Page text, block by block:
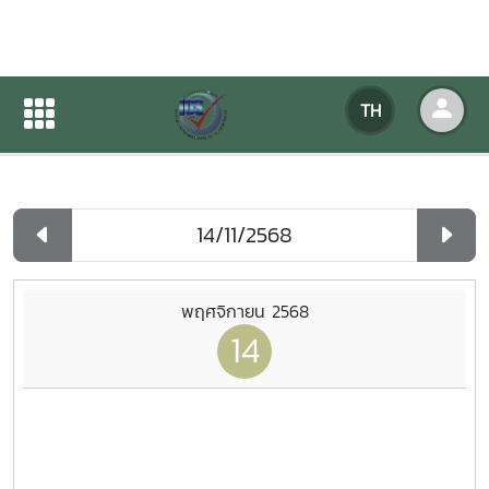
TH
ปฏิทินกิจกรรมของหน่วยงาน
ปฏิทินกิจกรรมของหน่วยงาน
พฤศจิกายน 2568
14